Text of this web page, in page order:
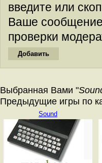
введите или
Ваше
проверки
Выбранная Вами "
Предыдущие игры по
Sound